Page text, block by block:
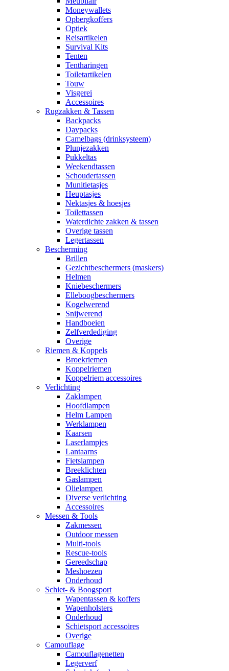
Moneywallets
Opbergkoffers
Optiek
Reisartikelen
Survival Kits
Tenten
Tentharingen
Toiletartikelen
Touw
Visgerei
Accessoires
Rugzakken & Tassen
Backpacks
Daypacks
Camelbags (drinksysteem)
Plunjezakken
Pukkeltas
Weekendtassen
Schoudertassen
Munitietasjes
Heuptasjes
Nektasjes & hoesjes
Toilettassen
Waterdichte zakken & tassen
Overige tassen
Legertassen
Bescherming
Brillen
Gezichtbeschermers (maskers)
Helmen
Kniebeschermers
Elleboogbeschermers
Kogelwerend
Snijwerend
Handboeien
Zelfverdediging
Overige
Riemen & Koppels
Broekriemen
Koppelriemen
Koppelriem accessoires
Verlichting
Zaklampen
Hoofdlampen
Helm Lampen
Werklampen
Kaarsen
Laserlampjes
Lantaarns
Fietslampen
Breeklichten
Gaslampen
Olielampen
Diverse verlichting
Accessoires
Messen & Tools
Zakmessen
Outdoor messen
Multi-tools
Rescue-tools
Gereedschap
Meshoezen
Onderhoud
Schiet- & Boogsport
Wapentassen & koffers
Wapenholsters
Onderhoud
Schietsport accessoires
Overige
Camouflage
Camouflagenetten
Legerverf